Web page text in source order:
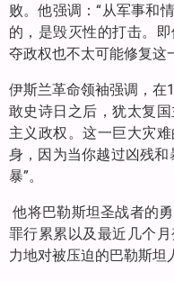
败。他强调：“从军事和
的，是毁灭性的打击。
夺政权也不太可能修复这
伊斯兰革命领袖强调，在
敢史诗日之后，犹太复
主义政权。这一巨大灾
身，因为当你越过凶残
暴”。
他将巴勒斯坦圣战者的
罪行累累以及最近几个
力地对被压迫的巴勒斯坦